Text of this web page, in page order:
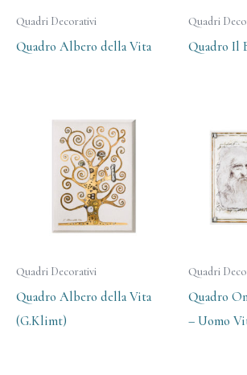
Quadri Decorativi
Quadro Albero della Vita
Quadri
Quadro Il
Quadri Decorativi
Quadro Albero della Vita
(G.Klimt)
Quadri
Quadro
– Uomo